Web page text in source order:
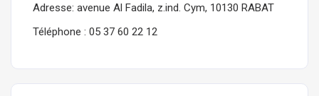
Adresse: avenue Al Fadila, z.ind. Cym, 10130 RABAT
Téléphone : 05 37 60 22 12